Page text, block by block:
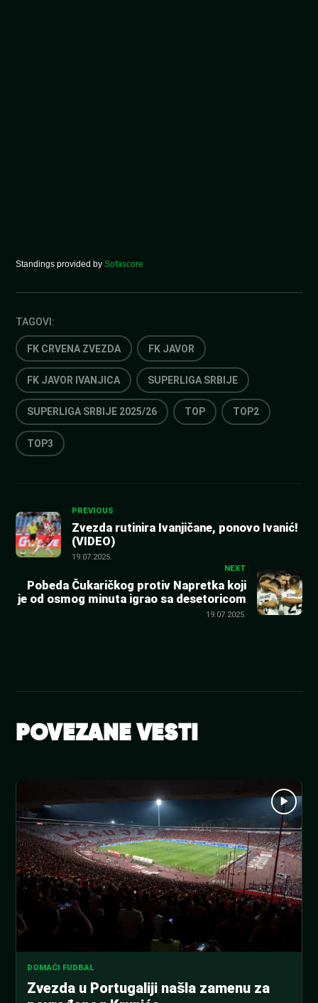
Standings provided by Sofascore
TAGOVI:
FK CRVENA ZVEZDA FK JAVOR
FK JAVOR IVANJICA SUPERLIGA SRBIJE
SUPERLIGA SRBIJE 2025/26 TOP TOP2
TOP3
Kretanje
članka
PREVIOUS
Zvezda rutinira Ivanjičane, ponovo Ivanić!
(VIDEO)
19.07.2025.
NEXT
Pobeda Čukaričkog protiv Napretka koji
je od osmog minuta igrao sa desetoricom
19.07.2025.
POVEZANE VESTI
DOMAĆI FUDBAL
Zvezda u Portugaliji našla zamenu za